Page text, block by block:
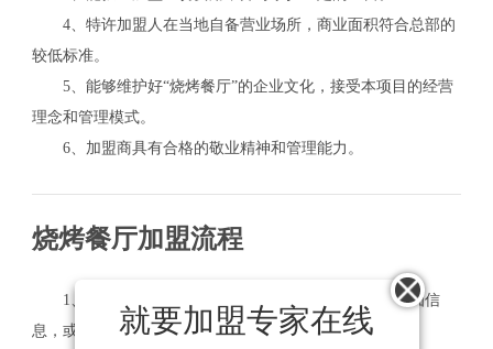
就要加盟专家在线
4、特许加盟人在当地自备营业场所，商业面积符合总部的
较低标准。
5、能够维护好“烧烤餐厅”的企业文化，接受本项目的经营
理念和管理模式。
6、加盟商具有合格的敬业精神和管理能力。
烧烤餐厅加盟流程
1、了解咨询，创业者在网上了解烧烤餐厅加盟的详细信
息，或者直接拨打总部加盟电话咨询。